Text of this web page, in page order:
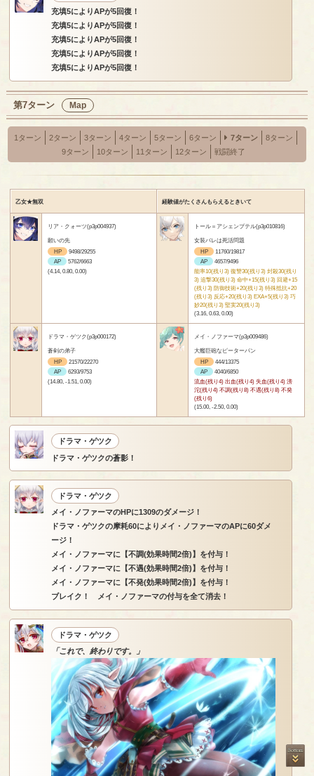
充填5によりAPが5回復！
充填5によりAPが5回復！
充填5によりAPが5回復！
充填5によりAPが5回復！
充填5によりAPが5回復！
第7ターン Map
1ターン 2ターン 3ターン 4ターン 5ターン 6ターン 7ターン
8ターン
9ターン
10ターン 11ターン 12ターン 戦闘終了
乙女★無双 経験値がたくさんもらえるときいて
リア・クォーツ(p3p004937)
願いの先
HP
9498/29255
AP
5762/6663
(4.14, 0.80, 0.00)
トール＝アシェンプテル(p3p010816)
女装バレは死活問題
HP
11760/19817
AP
4657/9496
能率10(残り3) 復讐30(残り3) 封殺30(残り
3) 追撃30(残り3) 命中+15(残り3) 回避+15
(残り3) 防御技術+20(残り3) 特殊抵抗+20
(残り3) 反応+20(残り3) EXA+5(残り3) 巧
妙20(残り3) 堅実20(残り3)
(3.16, 0.63, 0.00)
ドラマ・ゲツク(p3p000172)
蒼剣の弟子
HP
21570/22270
AP
6293/9753
(14.80, -1.51, 0.00)
メイ・ノファーマ(p3p009486)
大艦巨砲なピーターパン
HP
444/13375
AP
4040/6850
流血(残り4) 出血(残り4) 失血(残り4) 滂
沱(残り4) 不調(残り8) 不遇(残り8) 不発
(残り6)
(15.00, -2.50, 0.00)
ドラマ・ゲツク
ドラマ・ゲツクの蒼影！
ドラマ・ゲツク
メイ・ノファーマのHPに1309のダメージ！
ドラマ・ゲツクの摩耗60によりメイ・ノファーマのAPに60ダメ
ージ！
メイ・ノファーマに【不調(効果時間2倍)】を付与！
メイ・ノファーマに【不遇(効果時間2倍)】を付与！
メイ・ノファーマに【不発(効果時間2倍)】を付与！
ブレイク！ メイ・ノファーマの付与を全て消去！
ドラマ・ゲツク
「これで、終わりです。」